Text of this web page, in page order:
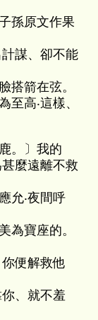
孫原文作果
謀、卻不能
搭箭在弦。
高‧這樣、
鹿。〕我的
麼遠離不救
允‧夜間呼
為寶座的。
便解救他
、就不羞